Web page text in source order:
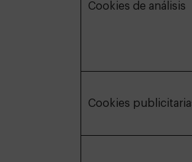
Cookies de análisis
Cookies